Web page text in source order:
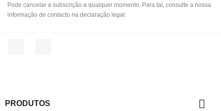
Pode cancelar a subscrição a qualquer momento. Para tal, consulte a nossa
informação de contacto na declaração legal.
PRODUTOS 